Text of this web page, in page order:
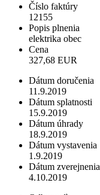
Číslo faktúry
12155
Popis plnenia
elektrika obec
Cena
327,68 EUR
Dátum doručenia
11.9.2019
Dátum splatnosti
15.9.2019
Dátum úhrady
18.9.2019
Dátum vystavenia
1.9.2019
Dátum zverejnenia
4.10.2019